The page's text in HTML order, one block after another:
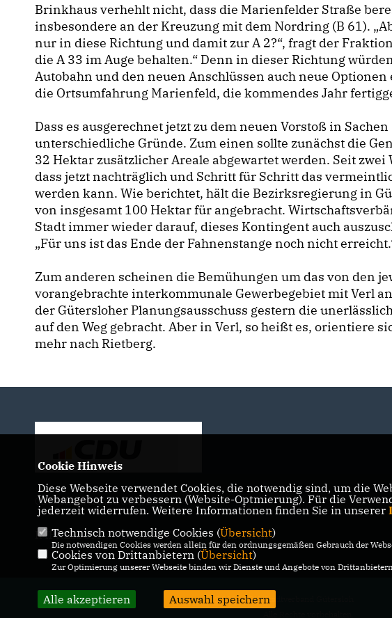
Brinkhaus verhehlt nicht, dass die Marienfelder Straße
insbesondere an der Kreuzung mit dem Nordring (B 61).
nur in diese Richtung und damit zur A 2?“, fragt der
die A 33 im Auge behalten.“ Denn in dieser Richtung
Autobahn und den neuen Anschlüssen auch neue
die Ortsumfahrung Marienfeld, die kommendes Jahr
Dass es ausgerechnet jetzt zu dem neuen Vorstoß in
unterschiedliche Gründe. Zum einen sollte zunächst die
32 Hektar zusätzlicher Areale abgewartet werden. Seit zwei
dass jetzt nachträglich und Schritt für Schritt das
werden kann. Wie berichtet, hält die Bezirksregierung in
von insgesamt 100 Hektar für angebracht.
Stadt immer wieder darauf, dieses Kontingent auch
Für uns ist das Ende der Fahnenstange noch nicht
Zum anderen scheinen die Bemühungen um das von den
vorangebrachte interkommunale Gewerbegebiet mit Verl
der Gütersloher Planungsausschuss gestern die
auf den Weg gebracht. Aber in Verl, so heißt es, orientiere
mehr nach Rietberg.
CDU-Stadtverband Gütersloh
IMPRESSUM DATENSCHUTZ KONTAKT
@2026 CDU-Stadtverband Gütersloh
Cookie Hinweis
Diese Webseite verwendet Cookies, die notwendig sind, um die
Webangebot zu verbessern (Website-Optmierung). Für die
jederzeit widerrufen. Weitere Informationen finden Sie in unserer
Technisch notwendige Cookies (Übersicht)
Die notwendigen Cookies werden allein für den ordnungsgemäßen Gebrauch der
Cookies von Drittanbietern (Übersicht)
Zur Optimierung unserer Webseite binden wir Dienste und Angebote von
Alle akzeptieren Auswahl speichern